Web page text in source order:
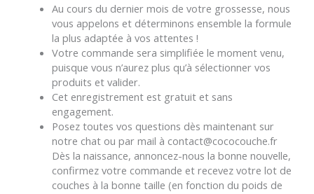
Au cours du dernier mois de votre grossesse, nous
vous appelons et déterminons ensemble la formule
la plus adaptée à vos attentes !
Votre commande sera simplifiée le moment venu,
puisque vous n’aurez plus qu’à sélectionner vos
produits et valider.
Cet enregistrement est gratuit et sans
engagement.
Posez toutes vos questions dès maintenant sur
notre chat ou par mail à contact@cococouche.fr
Dès la naissance, annoncez-nous la bonne nouvelle,
confirmez votre commande et recevez votre lot de
couches à la bonne taille (en fonction du poids de